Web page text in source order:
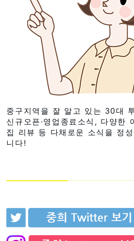
중구지역을 잘 알고 있는 30대
신규오픈·영업종료소식, 다양한
집 리뷰 등 다채로운 소식을 정
니다!